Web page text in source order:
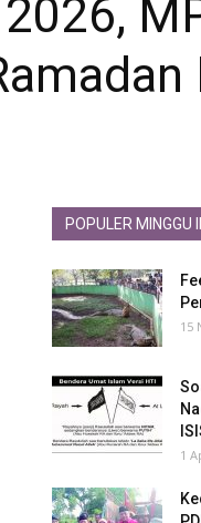
POPULER MINGGU
15
1